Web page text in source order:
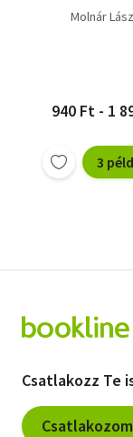
Molnár
940 Ft - 1
3
Csatlakozz Te
Csatlakozom